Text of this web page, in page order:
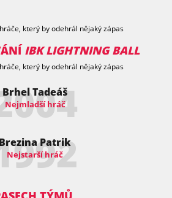
který by odehrál nějaký zápas
IBK LIGHTNING BALL
který by odehrál nějaký zápas
Brhel Tadeáš
Nejmladší hráč
Patrik
Nejstarší hráč